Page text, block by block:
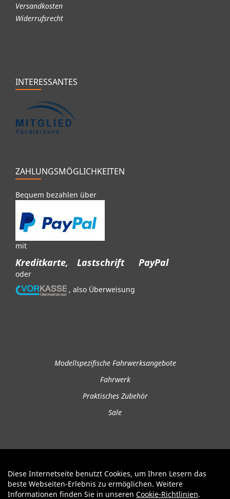
Versandkosten
Widerrufsrecht
INTERESSANTES
ZAHLUNGSMÖGLICHKEITEN
Bequem bezahlen über
mit
Kreditkarte, Lastschrift PayPal
oder
, also Überweisung
Modellspezifische Fahrwerksangebote
Fahrwerk
Praktisches Zubehör
Sale
Diese Internetseite benutzt Cookies, um Ihren Lesern das
beste Webseiten-Erlebnis zu ermöglichen. Weitere
Informationen finden Sie in unseren Cookie-Richtlinien.
Auftrag widerrufen